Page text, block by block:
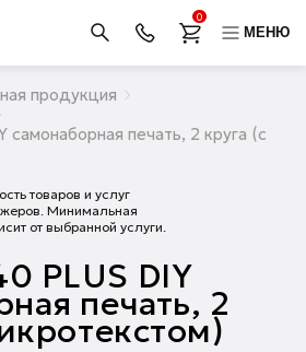
0
МЕНЮ
продукция
самонаборная печать, 2 круга (с
товаров и услуг
Минимальная
от выбранной услуги.
PLUS DIY
печать, 2